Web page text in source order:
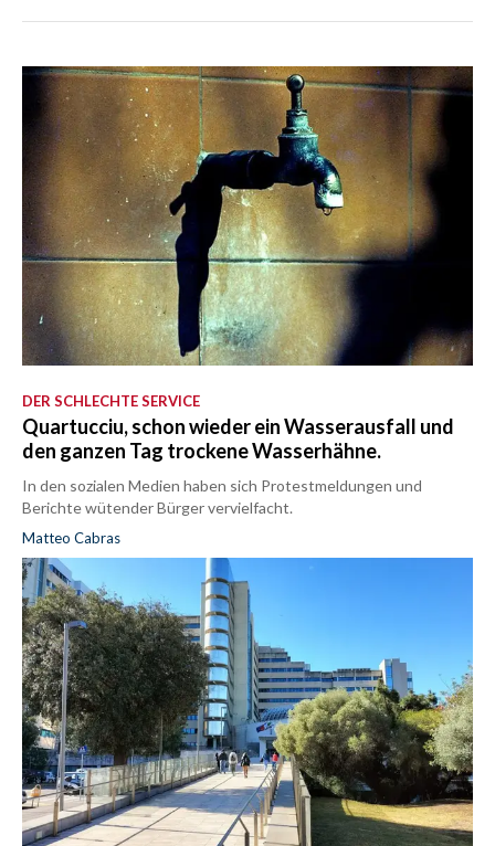
DER SCHLECHTE SERVICE
Quartucciu, schon wieder ein Wasserausfall und
den ganzen Tag trockene Wasserhähne.
In den sozialen Medien haben sich Protestmeldungen und
Berichte wütender Bürger vervielfacht.
Matteo Cabras